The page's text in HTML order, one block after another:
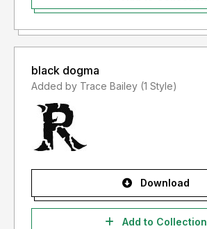
black dogma
Added by Trace Bailey (1 Style)
Download
Add to Collection